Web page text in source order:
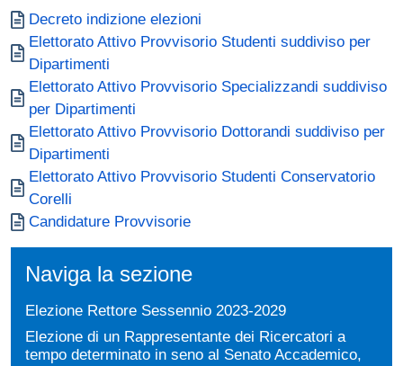
Document
Decreto indizione elezioni
Document
Elettorato Attivo Provvisorio Studenti suddiviso per
Dipartimenti
Document
Elettorato Attivo Provvisorio Specializzandi suddiviso
per Dipartimenti
Document
Elettorato Attivo Provvisorio Dottorandi suddiviso per
Dipartimenti
Document
Elettorato Attivo Provvisorio Studenti Conservatorio
Corelli
Document
Candidature Provvisorie
Naviga la sezione
Elezione Rettore Sessennio 2023-2029
Elezione di un Rappresentante dei Ricercatori a
tempo determinato in seno al Senato Accademico,